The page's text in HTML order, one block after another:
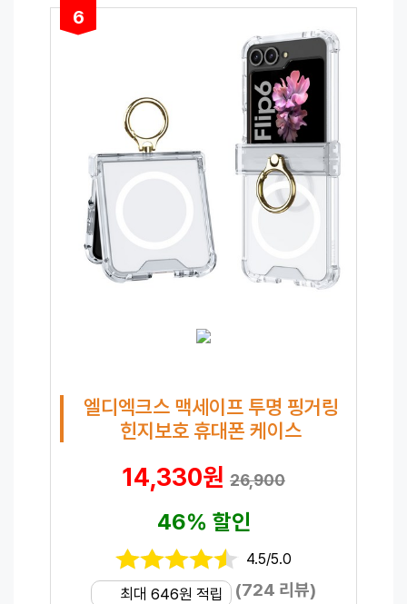
6
엘디엑크스 맥세이프 투명 핑거링
힌지보호 휴대폰 케이스
14,330원 26,900
46% 할인
4.5/5.0
최대 646원 적립 (724 리뷰)